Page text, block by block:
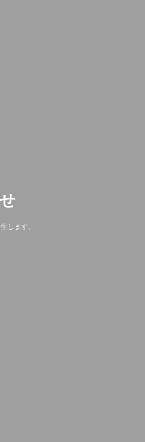
します。